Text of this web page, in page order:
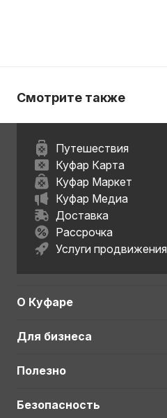
Смотрите также
Путешествия
Куфар Карта
Куфар Маркет
Куфар Медиа
Доставка
Рассрочка
Услуги продвижения
О Куфаре
Для бизнеса
Полезно
Безопасность